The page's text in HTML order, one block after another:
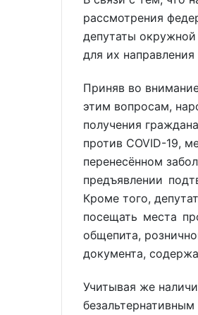
рассмотрения
депутаты
для их
Приняв во
этим вопросам,
получения
против COVID-19,
перенесённом
предъявлении
Кроме того,
посещать места
общепита,
документа,
Учитывая же